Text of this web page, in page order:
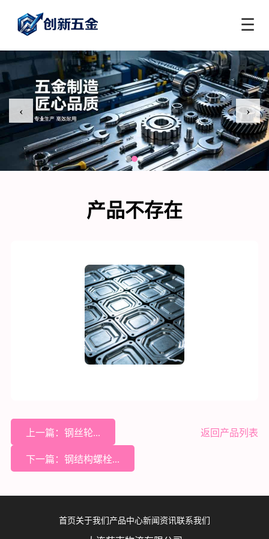
☰
‹ ›
产品不存在
上一篇：钢丝轮... 返回产品列表
下一篇：钢结构螺栓...
首页 关于我们 产品中心新闻资讯联系我们